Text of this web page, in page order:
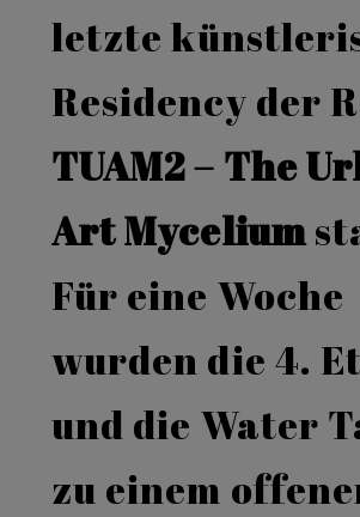
letzte
Residency der
TUAM2 – The
Art Mycelium
Für eine Woche
wurden die 4.
und die Water
zu einem